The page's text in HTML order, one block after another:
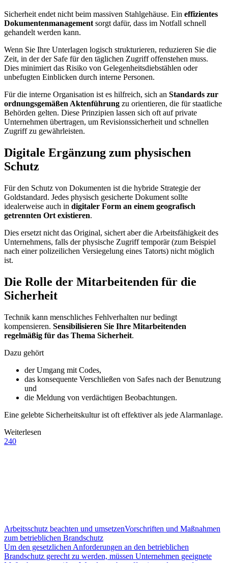
Sicherheit endet nicht beim massiven Stahlgehäuse. Ein effizientes
Dokumentenmanagement sorgt dafür, dass im Notfall schnell
gehandelt werden kann.
Wenn Sie Ihre Unterlagen logisch strukturieren, reduzieren Sie die
Zeit, in der der Safe für den täglichen Zugriff offenstehen muss.
Dies minimiert das Risiko von Gelegenheitsdiebstählen oder
unbefugten Einblicken durch interne Personen.
Für die interne Organisation ist es hilfreich, sich an Standards zur
ordnungsgemäßen Aktenführung zu orientieren, die für staatliche
Behörden gelten. Diese Prinzipien lassen sich oft auf private
Unternehmen übertragen, um Revisionssicherheit und schnellen
Zugriff zu gewährleisten.
Digitale Ergänzung zum physischen
Schutz
Für den Schutz von Dokumenten ist die hybride Strategie der
Goldstandard. Jedes physisch gesicherte Dokument sollte
idealerweise auch in digitaler Form an einem geografisch
getrennten Ort existieren.
Dies ersetzt nicht das Original, sichert aber die Arbeitsfähigkeit des
Unternehmens, falls der physische Zugriff temporär (zum Beispiel
nach einer polizeilichen Versiegelung eines Tatorts) nicht möglich
ist.
Die Rolle der Mitarbeitenden für die
Sicherheit
Technik kann menschliches Fehlverhalten nur bedingt
kompensieren. Sensibilisieren Sie Ihre Mitarbeitenden
regelmäßig für das Thema Sicherheit.
Dazu gehört
der Umgang mit Codes,
das konsequente Verschließen von Safes nach der Benutzung
und
die Meldung von verdächtigen Beobachtungen.
Eine gelebte Sicherheitskultur ist oft effektiver als jede Alarmanlage.
Weiterlesen
240
Arbeitsschutz beachten und umsetzenVorschriften und Maßnahmen
zum betrieblichen Brandschutz
Um den gesetzlichen Anforderungen an den betrieblichen
Brandschutz gerecht zu werden, müssen Unternehmen geeignete